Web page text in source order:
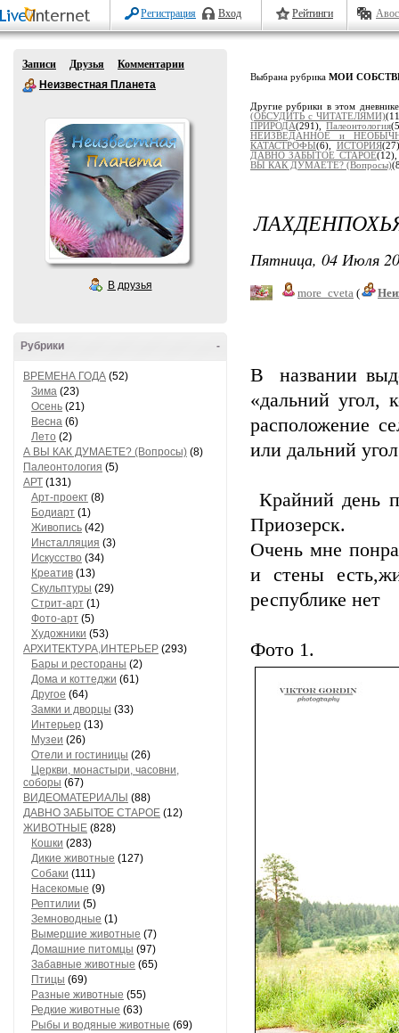
Регистрация Вход Рейтинги
Записи Друзья
Комментарии
Неизвестная Планета
В друзья
-
Рубрики
ВРЕМЕНА ГОДА (52)
Зима (23)
Осень (21)
Весна (6)
Лето (2)
А ВЫ КАК ДУМАЕТЕ? (Вопросы) (8)
Палеонтология (5)
АРТ (131)
Арт-проект (8)
Бодиарт (1)
Живопись (42)
Инсталляция (3)
Искусство (34)
Креатив (13)
Скульптуры (29)
Стрит-арт (1)
Фото-арт (5)
Художники (53)
АРХИТЕКТУРА,ИНТЕРЬЕР (293)
Бары и рестораны (2)
Дома и коттеджи (61)
Другое (64)
Замки и дворцы (33)
Интерьер (13)
Музеи (26)
Отели и гостиницы (26)
Церкви, монастыри, часовни,
соборы (67)
ВИДЕОМАТЕРИАЛЫ (88)
ДАВНО ЗАБЫТОЕ СТАРОЕ (12)
ЖИВОТНЫЕ (828)
Кошки (283)
Дикие животные (127)
Собаки (111)
Насекомые (9)
Рептилии (5)
Земноводные (1)
Вымершие животные (7)
Домашние питомцы (97)
Забавные животные (65)
Птицы (69)
Разные животные (55)
Редкие животные (63)
Рыбы и водяные животные (69)
Выбрана рубрика МОИ
Другие рубрики в этом
(ОБСУДИТЬ с ЧИТАТЕЛЯМИ)
ПРИРОДА(291),Палеонтология
НЕИЗВЕДАННОЕ и
КАТАСТРОФЫ(6), ИСТОРИЯ
ДАВНО ЗАБЫТОЕ СТАРОЕ
ВЫ КАК ДУМАЕТЕ? (Вопросы)
Пятница, 04 Июля
more_cveta (
В названии
«дальний угол,
расположение
или дальний
Крайний день
Приозерск.
Очень мне
и стены
республике нет
Фото 1.